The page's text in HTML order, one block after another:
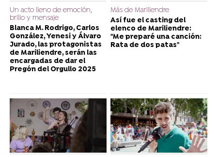
Un acto lleno de emoción,
brillo y mensaje
Blanca M. Rodrigo, Carlos
González, Yenesi y Álvaro
Jurado, las protagonistas
de Mariliendre, serán las
encargadas de dar el
Pregón del Orgullo 2025
Más de Mariliendre
Así fue el casting del
elenco de Mariliendre:
"Me preparé una canción:
Rata de dos patas"